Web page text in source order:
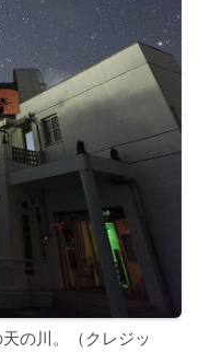
の川。（クレジッ